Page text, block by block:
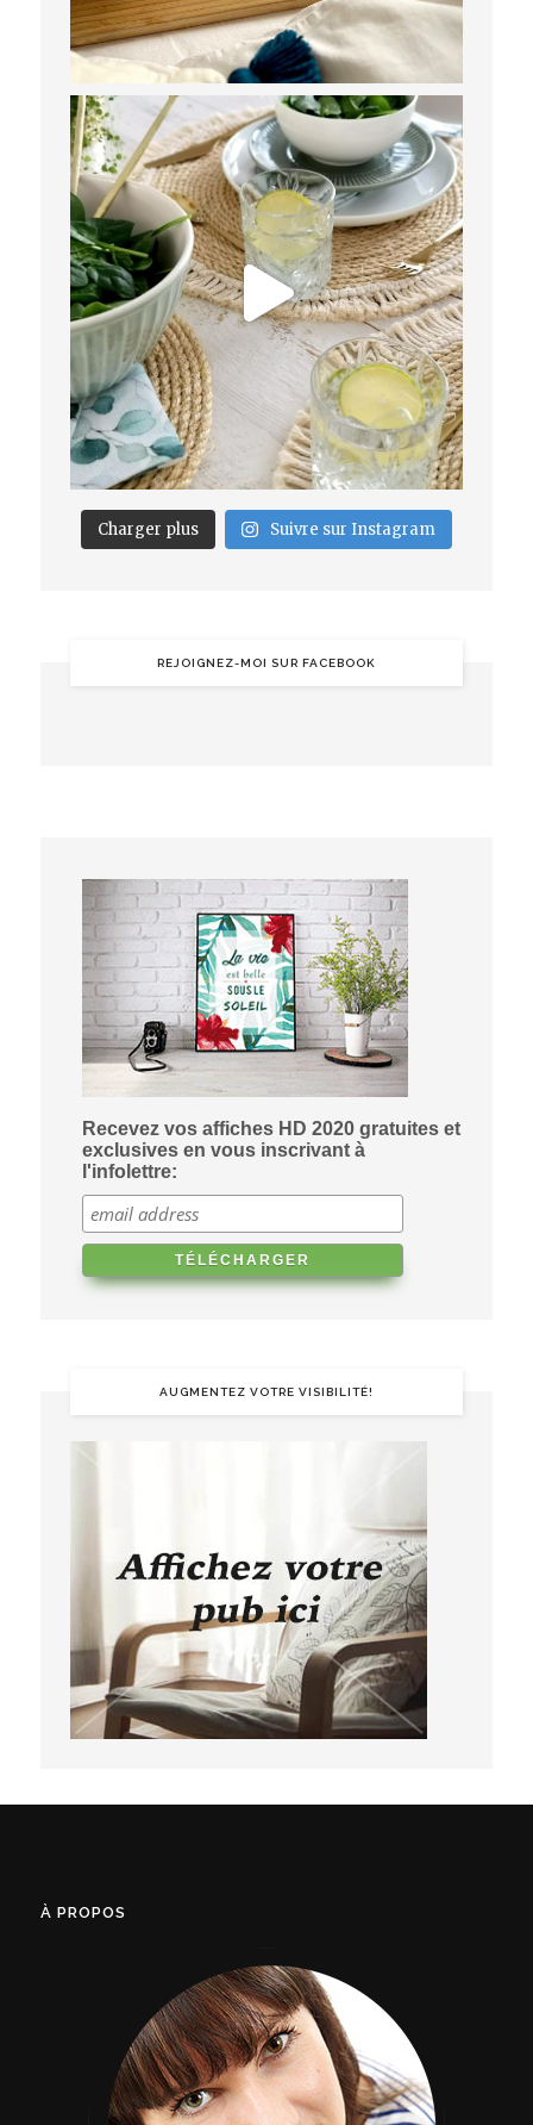
Charger plus Suivre sur Instagram
REJOIGNEZ-MOI SUR FACEBOOK
Recevez vos affiches HD 2020 gratuites et
exclusives en vous inscrivant à
l'infolettre:
AUGMENTEZ VOTRE VISIBILITÉ!
À PROPOS